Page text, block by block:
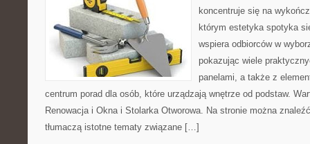
koncentruje się na
którym estetyka spotyka
wspiera odbiorców w
pokazując wiele
panelami, a także z
centrum porad dla osób, które urządzają wnętrze od podstaw.
Renowacja i Okna i Stolarka Otworowa. Na stronie można
tłumaczą istotne tematy związane […]